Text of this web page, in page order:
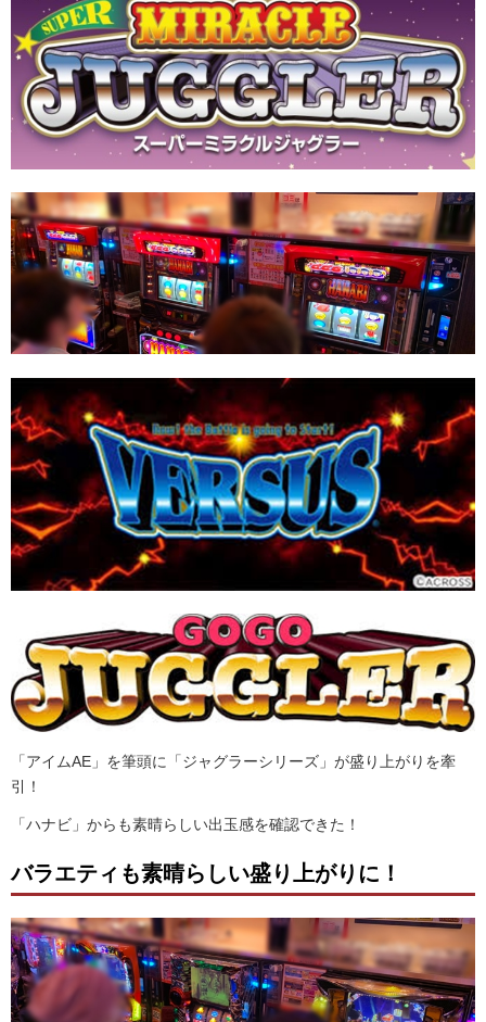
「アイムAE」を筆頭に「ジャグラーシリーズ」が盛り上がりを牽
引！
「ハナビ」からも素晴らしい出玉感を確認できた！
バラエティも素晴らしい盛り上がりに！